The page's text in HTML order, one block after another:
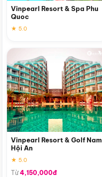
Vinpearl Resort & Spa Phu
Quoc
★ 5.0
Vinpearl Resort & Golf Nam
Hội An
★ 5.0
Từ4,150,000đ